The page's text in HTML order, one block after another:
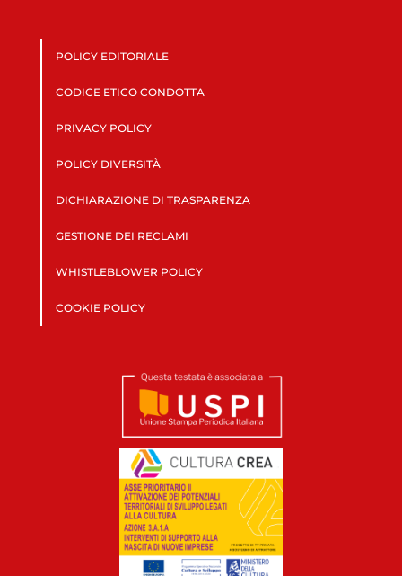
POLICY EDITORIALE
CODICE ETICO CONDOTTA
PRIVACY POLICY
POLICY DIVERSITÀ
DICHIARAZIONE DI TRASPARENZA
GESTIONE DEI RECLAMI
WHISTLEBLOWER POLICY
COOKIE POLICY